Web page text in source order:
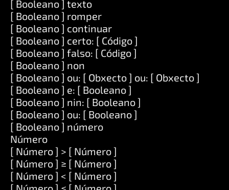
[ Booleano ] texto
[ Booleano ] romper
[ Booleano ] continuar
[ Booleano ] certo: [ Código ]
[ Booleano ] falso: [ Código ]
[ Booleano ] non
[ Booleano ] ou: [ Obxecto ] ou: [ Obxecto ]
[ Booleano ] e: [ Booleano ]
[ Booleano ] nin: [ Booleano ]
[ Booleano ] ou: [ Booleano ]
[ Booleano ] número
Número
[ Número ] > [ Número ]
[ Número ] ≥ [ Número ]
[ Número ] < [ Número ]